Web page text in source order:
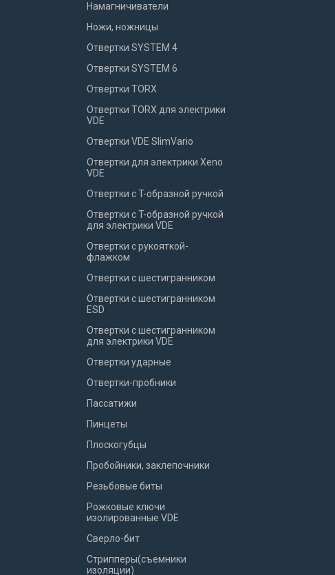
Намагничиватели
Ножи, ножницы
Отвертки SYSTEM 4
Отвертки SYSTEM 6
Отвертки TORX
Отвертки TORX для электрики
VDE
Отвертки VDE SlimVario
Отвертки для электрики Xeno
VDE
Отвертки с T-образной ручкой
Отвертки с T-образной ручкой
для электрики VDE
Отвертки с рукояткой-
флажком
Отвертки с шестигранником
Отвертки с шестигранником
ESD
Отвертки с шестигранником
для электрики VDE
Отвертки ударные
Отвертки-пробники
Пассатижи
Пинцеты
Плоскогубцы
Пробойники, заклепочники
Резьбовые биты
Рожковые ключи
изолированные VDE
Сверло-бит
Стрипперы(съемники
изоляции)